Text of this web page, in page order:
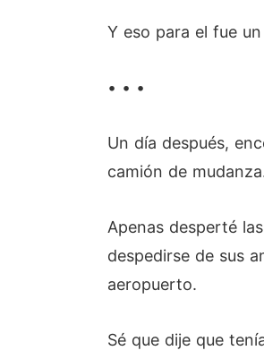
Y eso para el fue
• • •
Un día después,
camión de
Apenas desperté
despedirse de sus
aeropuerto.
Sé que dije que